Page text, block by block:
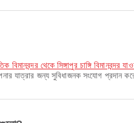
বিমানবন্দর থেকে সিঙ্গাপুর চাঙ্গি বিমানবন্দর
যাত্রার জন্য সুবিধাজনক সংযোগ প্রদান